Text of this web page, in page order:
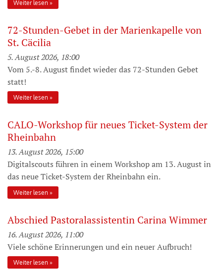
Weiter lesen
72-Stunden-Gebet in der Marienkapelle von
St. Cäcilia
5. August 2026, 18:00
Vom 5.-8. August findet wieder das 72-Stunden Gebet
statt!
Weiter lesen
CALO-Workshop für neues Ticket-System der
Rheinbahn
13. August 2026, 15:00
Digitalscouts führen in einem Workshop am 13. August in
das neue Ticket-System der Rheinbahn ein.
Weiter lesen
Abschied Pastoralassistentin Carina Wimmer
16. August 2026, 11:00
Viele schöne Erinnerungen und ein neuer Aufbruch!
Weiter lesen